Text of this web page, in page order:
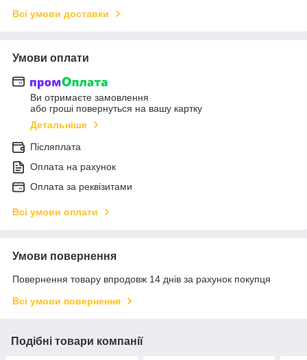
Всі умови доставки
Умови оплати
Ви отримаєте замовлення
або гроші повернуться на вашу картку
Детальніше
Післяплата
Оплата на рахунок
Оплата за реквізитами
Всі умови оплати
Умови повернення
Повернення товару впродовж 14 днів за рахунок покупця
Всі умови повернення
Подібні товари компанії